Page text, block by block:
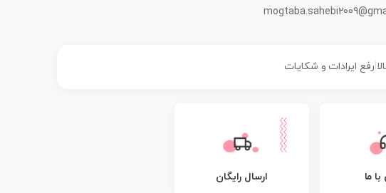
رفع ایرادات و شکایات
ما ارسال رایگان